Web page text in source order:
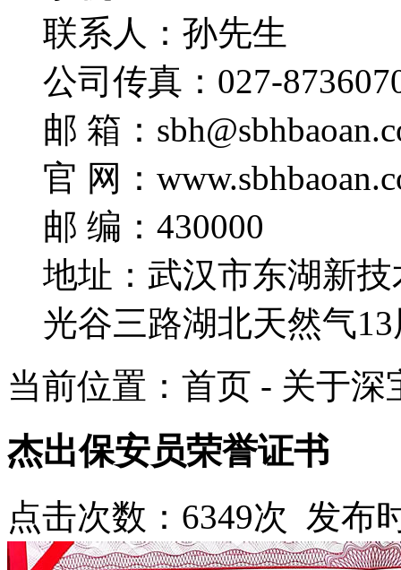
联系人：孙先生
公司传真：027-
邮 箱：
官 网：
邮 编：430000
地址：武汉市东湖新
光谷三路湖北天然气13
当前位置：首页 - 关于
杰出保安员荣誉证书
点击次数：6349次 发布